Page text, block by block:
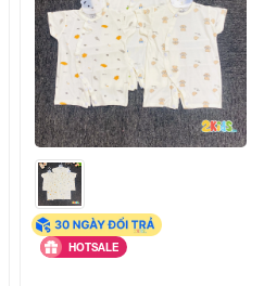
thun lạnh, mềm nhẹ, thoáng mát,
Áo ba lỗ, thiết kế phối viền trắng
Màu sấc trang nhã phù hợp cả bé
Trẻ từ 3 tháng đến 24 tháng
Có thể giặt tay hoặc giặt máy,
HOTSALE